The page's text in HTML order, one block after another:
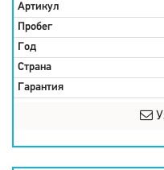
Артикул
Пробег
Год
Страна
Гарантия